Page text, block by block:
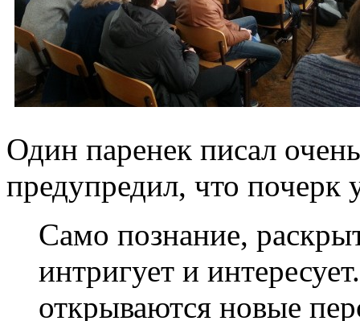
Один паренек писал
предупредил, что почерк
Само познание,
интригует и
открываются новые